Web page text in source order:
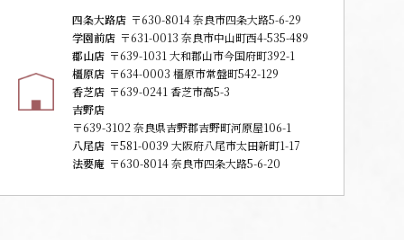
四条大路店 〒630-8014 奈良市四条大路5-6-29
学園前店 〒631-0013 奈良市中山町西4-535-489
郡山店 〒639-1031 大和郡山市今国府町392-1
橿原店 〒634-0003 橿原市常盤町542-129
香芝店 〒639-0241 香芝市高5-3
吉野店
〒639-3102 奈良県吉野郡吉野町河原屋106-1
八尾店 〒581-0039 大阪府八尾市太田新町1-17
法要庵 〒630-8014 奈良市四条大路5-6-20